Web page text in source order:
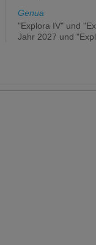
Genua
"Explora IV" und
Jahr 2027 und